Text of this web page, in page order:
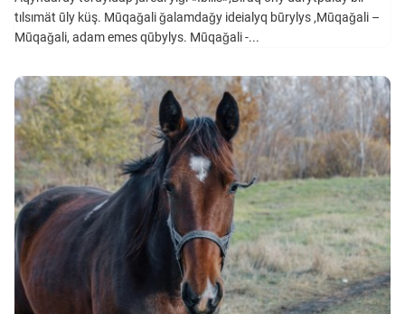
tılsımät ūly küş. Mūqaǧali ǧalamdaǧy ideialyq būrylys ,Mūqaǧali –
Mūqaǧali, adam emes qūbylys. Mūqaǧali -...